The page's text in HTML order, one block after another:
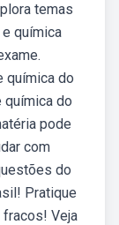
temas
química
química do
química do
pode
com
do
Pratique
Veja